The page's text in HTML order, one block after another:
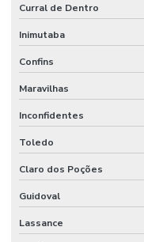
Curral de Dentro
Inimutaba
Confins
Maravilhas
Inconfidentes
Toledo
Claro dos Poções
Guidoval
Lassance